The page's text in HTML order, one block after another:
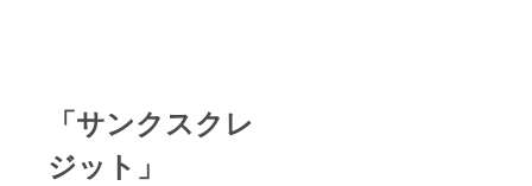
「サンクスクレ
ジット」